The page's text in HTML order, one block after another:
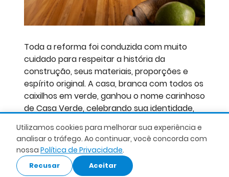
Toda a reforma foi conduzida com muito
cuidado para respeitar a história da
construção, seus materiais, proporções e
espírito original. A casa, branca com todos os
caixilhos em verde, ganhou o nome carinhoso
de Casa Verde, celebrando sua identidade,
Utilizamos cookies para melhorar sua experiência e
analisar o tráfego. Ao continuar, você concorda com
nossa Política de Privacidade.
Recusar Aceitar